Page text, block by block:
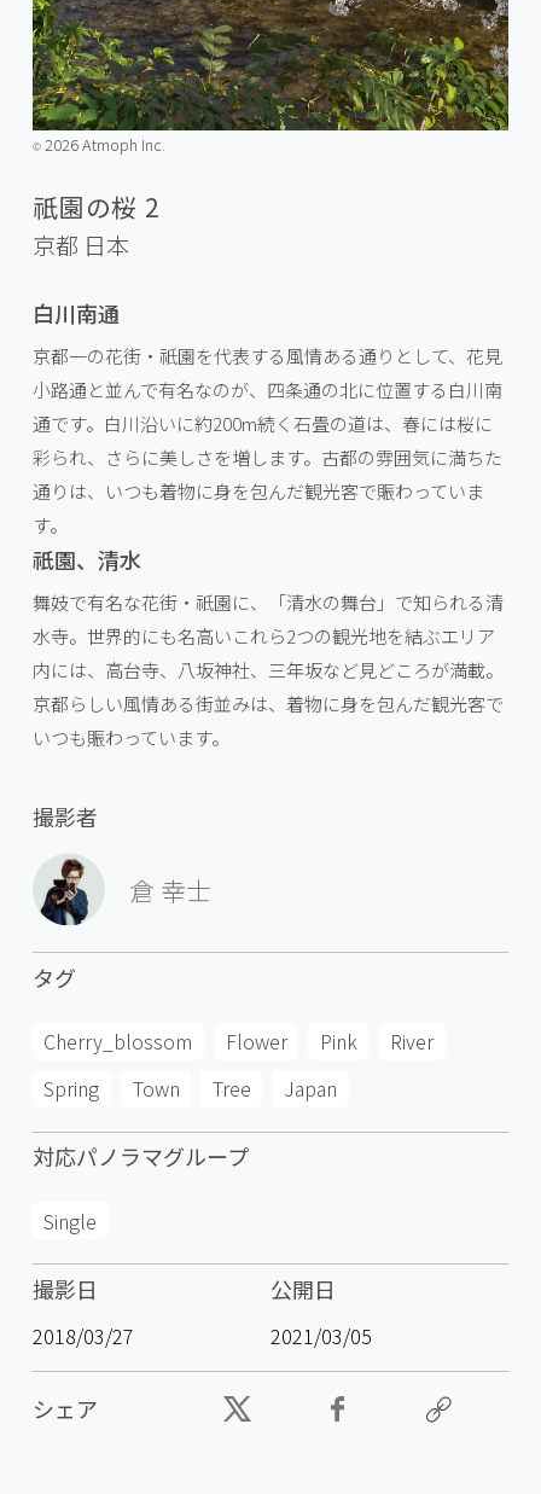
©️2026 Atmoph Inc.
祇園の桜 2
京都 日本
白川南通
京都一の花街・祇園を代表する風情ある通りとして、花見
小路通と並んで有名なのが、四条通の北に位置する白川南
通です。白川沿いに約200m続く石畳の道は、春には桜に
彩られ、さらに美しさを増します。古都の雰囲気に満ちた
通りは、いつも着物に身を包んだ観光客で賑わっていま
す。
祇園、清水
舞妓で有名な花街・祇園に、「清水の舞台」で知られる清
水寺。世界的にも名高いこれら2つの観光地を結ぶエリア
内には、高台寺、八坂神社、三年坂など見どころが満載。
京都らしい風情ある街並みは、着物に身を包んだ観光客で
いつも賑わっています。
撮影者
倉 幸士
タグ
Cherry_blossom Flower Pink
River
Spring
Town Tree Japan
対応パノラマグループ
Single
撮影日
2018/03/27
公開日
2021/03/05
シェア